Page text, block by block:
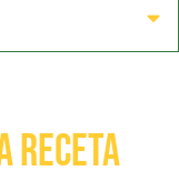
receta